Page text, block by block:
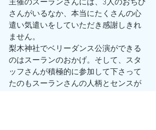
主催のスーランさんには、3人のおちび
さんがいるなか、本当にたくさんの心
遣い気遣いをしていただき感謝しきれ
ません。
梨木神社でベリーダンス公演ができる
のはスーランのおかげ。そして、スタ
ッフさんが積極的に参加して下さって
たのもスーランさんの人柄とセンスが